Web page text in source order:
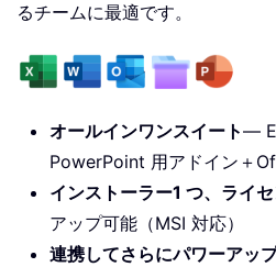
るチームに最適です。
オールインワンスイート—
PowerPoint 用アドイン＋
インストーラー1 つ、ライ
アップ可能（MSI 対応）
連携してさらにパワーアッ